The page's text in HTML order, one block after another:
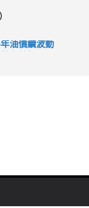
油價續波動
奪錦標